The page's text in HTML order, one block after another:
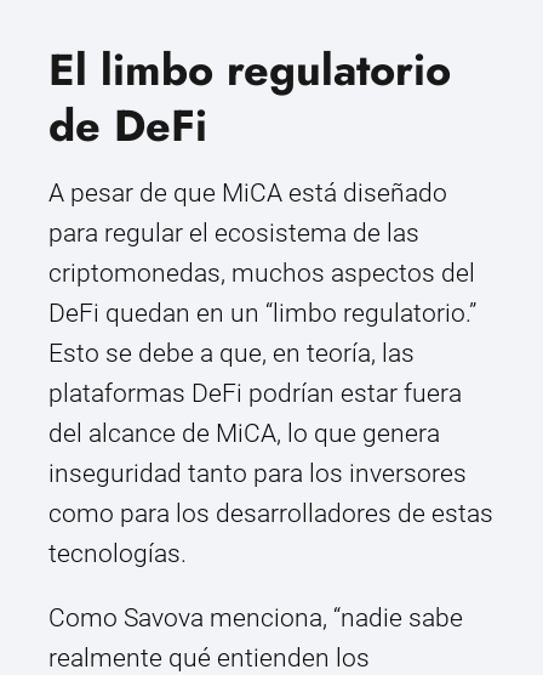
El limbo regulatorio
de DeFi
A pesar de que MiCA está diseñado
para regular el ecosistema de las
criptomonedas, muchos aspectos del
DeFi quedan en un “limbo regulatorio.”
Esto se debe a que, en teoría, las
plataformas DeFi podrían estar fuera
del alcance de MiCA, lo que genera
inseguridad tanto para los inversores
como para los desarrolladores de estas
tecnologías.
Como Savova menciona, “nadie sabe
realmente qué entienden los